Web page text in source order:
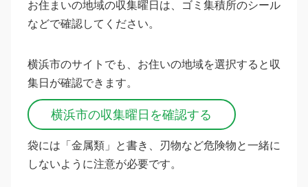
お住まいの地域の収集曜日は、ゴミ集積所のシール
などで確認してください。
横浜市のサイトでも、お住いの地域を選択すると収
集日が確認できます。
横浜市の収集曜日を確認する
袋には「金属類」と書き、刃物など危険物と一緒に
しないように注意が必要です。